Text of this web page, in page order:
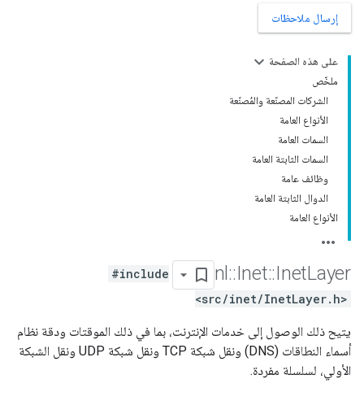
إرسال ملاحظات
على هذه الصفحة
ملخّص
الشركات المصنّعة والمُصنّعة
الأنواع العامة
السمات العامة
السمات الثابتة العامة
وظائف عامة
الدوال الثابتة العامة
الأنواع العامة
nl ::Inet::InetLayer
#include
<src/inet/InetLayer.h>
يتيح ذلك الوصول إلى خدمات الإنترنت، بما في ذلك الموقتات ودقة نظام
أسماء النطاقات (DNS) ونقل شبكة TCP ونقل شبكة UDP ونقل الشبكة
الأولي، لسلسلة مفردة.